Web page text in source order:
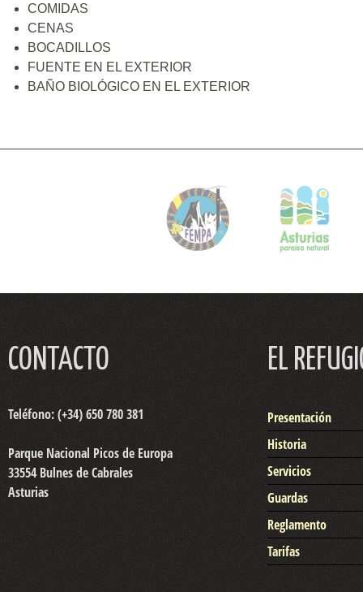
COMIDAS
CENAS
BOCADILLOS
FUENTE EN EL EXTERIOR
BAÑO BIOLÓGICO EN EL EXTERIOR
CONTACTO
Teléfono: (+34) 650 780 381
Parque Nacional Picos de Europa
33554 Bulnes de Cabrales
Asturias
EL
Presentación
Historia
Servicios
Guardas
Reglamento
Tarifas